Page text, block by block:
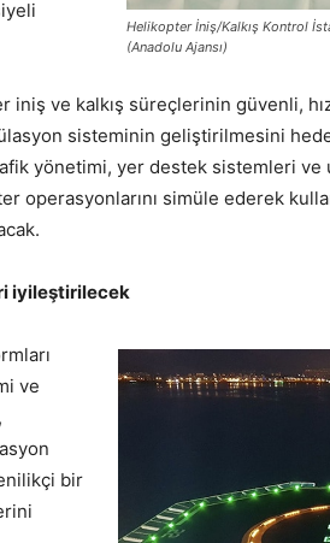
Helikopter İniş/Kalkış Kontrol
(Anadolu Ajansı)
ve kalkış süreçlerinin güvenli,
sisteminin geliştirilmesini
yönetimi, yer destek sistemleri
operasyonlarını simüle ederek
iyileştirilecek
ve
bir